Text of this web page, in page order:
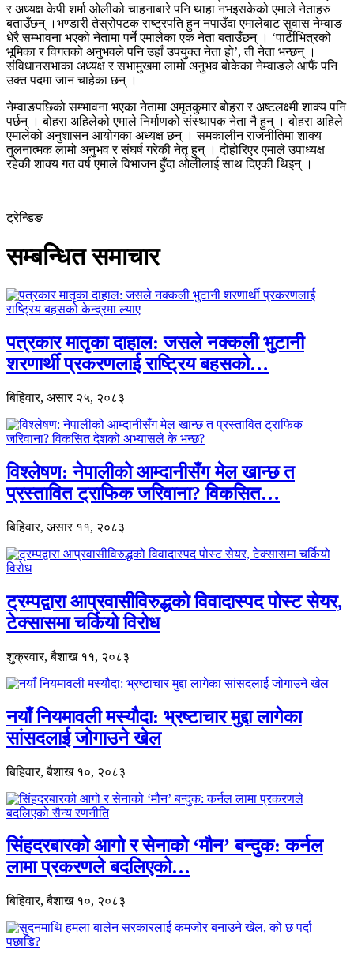
र अध्यक्ष केपी शर्मा ओलीको चाहनाबारे पनि थाहा नभइसकेको एमाले नेताहरु
बताउँछन् ।भण्डारी तेस्रोपटक राष्ट्रपति हुन नपाउँदा एमालेबाट सुवास नेम्वाङ
धेरै सम्भावना भएको नेतामा पर्ने एमालेका एक नेता बताउँछन् । ‘पार्टीभित्रको
भूमिका र विगतको अनुभवले पनि उहाँ उपयुक्त नेता हो’, ती नेता भन्छन् ।
संविधानसभाका अध्यक्ष र सभामुखमा लामो अनुभव बोकेका नेम्वाङले आफैं पनि
उक्त पदमा जान चाहेका छन् ।
नेम्वाङपछिको सम्भावना भएका नेतामा अमृतकुमार बोहरा र अष्टलक्ष्मी शाक्य पनि
पर्छन् । बोहरा अहिलेको एमाले निर्माणको संस्थापक नेता नै हुन् । बोहरा अहिले
एमालेको अनुशासन आयोगका अध्यक्ष छन् । समकालीन राजनीतिमा शाक्य
तुलनात्मक लामो अनुभव र संघर्ष गरेकी नेतृ हुन् । दोहोरिएर एमाले उपाध्यक्ष
रहेकी शाक्य गत वर्ष एमाले विभाजन हुँदा ओलीलाई साथ दिएकी थिइन् ।
ट्रेन्डिङ
सम्बन्धित समाचार
पत्रकार मातृका दाहाल: जसले नक्कली भुटानी
शरणार्थी प्रकरणलाई राष्ट्रिय बहसको…
बिहिवार, असार २५, २०८३
विश्लेषण: नेपालीको आम्दानीसँग मेल खान्छ त
प्रस्तावित ट्राफिक जरिवाना? विकसित…
बिहिवार, असार ११, २०८३
ट्रम्पद्वारा आप्रवासीविरुद्धको विवादास्पद पोस्ट सेयर,
टेक्सासमा चर्कियो विरोध
शुक्रवार, बैशाख ११, २०८३
नयाँ नियमावली मस्यौदा: भ्रष्टाचार मुद्दा लागेका
सांसदलाई जोगाउने खेल
बिहिवार, बैशाख १०, २०८३
सिंहदरबारको आगो र सेनाको ‘मौन’ बन्दुक: कर्नल
लामा प्रकरणले बदलिएको…
बिहिवार, बैशाख १०, २०८३